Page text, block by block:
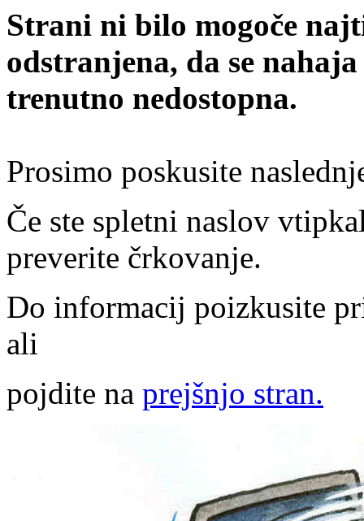
Strani ni bilo mogoče
odstranjena, da se
trenutno nedostopna.
Prosimo poskusite
Če ste spletni naslov
preverite črkovanje.
Do informacij poizkusite
ali
pojdite na prejšnjo stran.